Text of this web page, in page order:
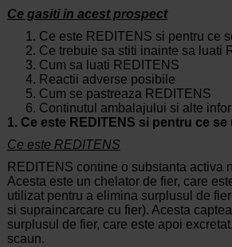
Ce gasiti in acest prospect
Ce este REDITENS si pentru ce
Ce trebuie sa stiti inainte sa luati
Cum sa luati REDITENS
Reactii adverse posibile
Cum se pastreaza REDITENS
Continutul ambalajului si alte
1. Ce este REDITENS si pentru ce se
Ce este REDITENS
REDITENS contine o substanta activa
Acesta este un chelator de fier, care
utilizat pentru a elimina surplusul de
si supraincarcare cu fier). Acesta
surplusul de fier, care este apoi
scaun.